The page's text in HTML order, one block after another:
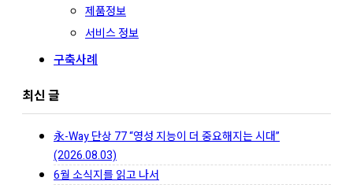
제품정보
서비스 정보
구축사례
최신 글
永-Way 단상 77 “영성 지능이 더 중요해지는 시대”
(2026.08.03)
6월 소식지를 읽고 나서